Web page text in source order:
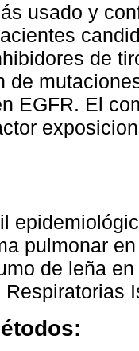
usado y
de
de
EGFR. El
pulmonar
de leña
Respiratorias